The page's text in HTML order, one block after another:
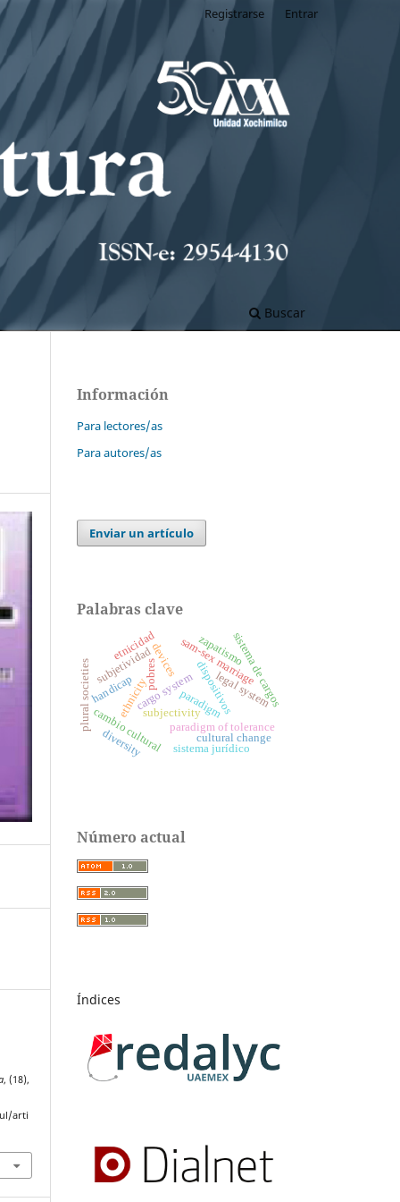
Buscar
Registrarse Entrar
, (18),
arti
Información
Para lectores/as
Para autores/as
Enviar un artículo
Palabras clave
cargo systemdispositivos
pobres
subjectivity
subjetividad sam-sex marriage
paradigm of tolerance
cultural change
devices
ethnicity sistema de cargos
cambio cultural
etnicidad
legal system
zapatismo
sistema jurídico
paradigm
plural societieshandicap
diversity
Número actual
Índices